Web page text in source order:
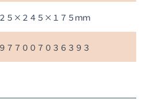
５×２４５×１７５ｍｍ
７７００７０３６３９３